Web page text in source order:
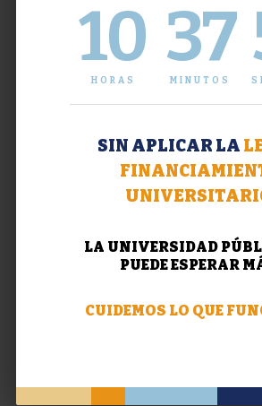
10
HORAS
37
MINUTOS
SIN APLICAR LA
LA UNIVERSIDAD
PUEDE ESPERAR
CUIDEMOS LO QUE